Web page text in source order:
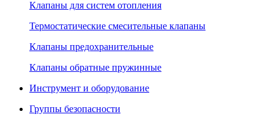
Клапаны для систем отопления
Термостатические смесительные клапаны
Клапаны предохранительные
Клапаны обратные пружинные
Инструмент и оборудование
Группы безопасности